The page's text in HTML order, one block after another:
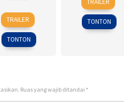
18
Sep
2009
Daniel
Alfredson
TRAILER
TONTON
Sep
2008
Caruso
TONTON
Ruas yang wajib ditandai *